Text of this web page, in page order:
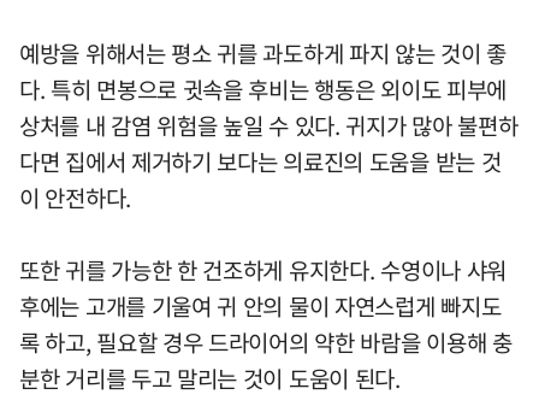
예방을 위해서는 평소 귀를 과도하게 파지 않는 것이 좋
다. 특히 면봉으로 귓속을 후비는 행동은 외이도 피부에
상처를 내 감염 위험을 높일 수 있다. 귀지가 많아 불편하
다면 집에서 제거하기 보다는 의료진의 도움을 받는 것
이 안전하다.
또한 귀를 가능한 한 건조하게 유지한다. 수영이나 샤워
후에는 고개를 기울여 귀 안의 물이 자연스럽게 빠지도
록 하고, 필요할 경우 드라이어의 약한 바람을 이용해 충
분한 거리를 두고 말리는 것이 도움이 된다.